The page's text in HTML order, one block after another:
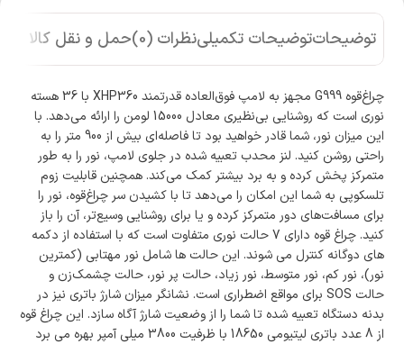
توضیحاتتوضیحات تکمیلینظرات (0) حمل و نقل کالا
چراغ‌قوه G999 مجهز به لامپ فوق‌العاده قدرتمند XHP360 با 36 هسته
نوری است که روشنایی بی‌نظیری معادل 15000 لومن را ارائه می‌دهد. با
این میزان نور، شما قادر خواهید بود تا فاصله‌ای بیش از 900 متر را به
راحتی روشن کنید. لنز محدب تعبیه شده در جلوی لامپ، نور را به طور
متمرکز پخش کرده و به برد بیشتر کمک می‌کند. همچنین قابلیت زوم
تلسکوپی به شما این امکان را می‌دهد تا با کشیدن سر چراغ‌قوه، نور را
برای مسافت‌های دور متمرکز کرده و یا برای روشنایی وسیع‌تر، آن را باز
کنید. چراغ قوه دارای 7 حالت نوری متفاوت است که با استفاده از دکمه
های دوگانه کنترل می شوند. این حالت ها شامل نور مهتابی (کمترین
نور)، نور کم، نور متوسط، نور زیاد، حالت پر نور، حالت چشمک‌زن و
حالت SOS برای مواقع اضطراری است. نشانگر میزان شارژ باتری نیز در
بدنه دستگاه تعبیه شده تا شما را از وضعیت شارژ آگاه سازد. این چراغ قوه
از 8 عدد باتری لیتیومی 18650 با ظرفیت 3800 میلی آمپر بهره می برد